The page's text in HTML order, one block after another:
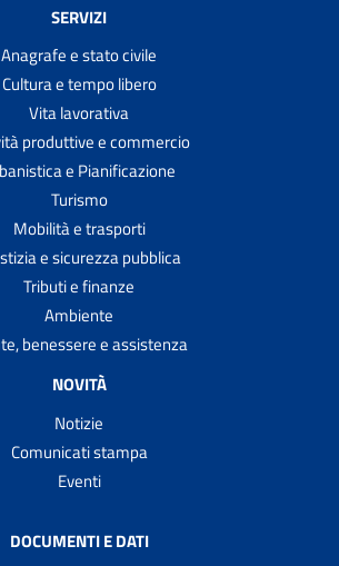
SERVIZI
Anagrafe e stato civile
Cultura e tempo libero
Vita lavorativa
produttive e commercio
e Pianificazione
Turismo
Mobilità e trasporti
e sicurezza pubblica
Tributi e finanze
Ambiente
benessere e assistenza
NOVITÀ
Notizie
Comunicati stampa
Eventi
DOCUMENTI E DATI